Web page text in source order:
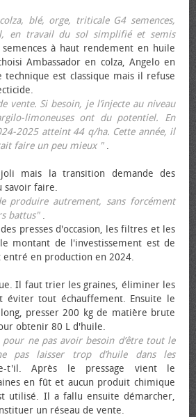
blé, orge, triticale G4 semences,
en travail du sol simplifié et semis
à haut rendement en huile
Ambassador en colza, Angelo en
est classique mais il refuse
vente. Si besoin, je l’injecte au niveau
limoneuses ont du potentiel. En
2025 atteint 44 q/ha. Cette année, il
faire un peu mieux ".
mais la transition demande des
savoir faire.
produire autrement, sans forcément
battus".
presses d'occasion, les filtres et les
montant de l'investissement est de
entré en production en 2024.
Il faut trier les graines, éliminer les
éviter tout échauffement. Ensuite le
presser 200 kg de matière brute
obtenir 80 L d'huile.
pour ne pas avoir besoin d’être tout le
pas laisser trop d’huile dans les
t'il. Après le pressage vient le
en fût et aucun produit chimique
utilisé. Il a fallu ensuite démarcher,
un réseau de vente.